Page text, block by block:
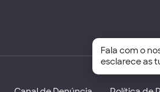
Fala com o
esclarece as